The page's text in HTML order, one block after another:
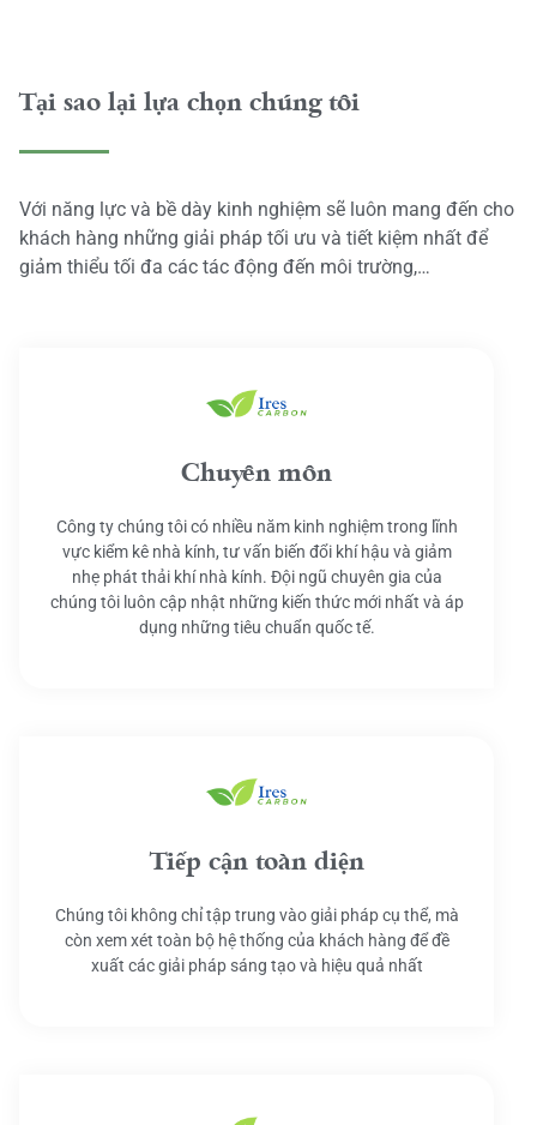
Tại sao lại lựa chọn chúng tôi
Với năng lực và bề dày kinh nghiệm sẽ luôn mang đến cho
khách hàng những giải pháp tối ưu và tiết kiệm nhất để
giảm thiểu tối đa các tác động đến môi trường,…
Chuyên môn
Công ty chúng tôi có nhiều năm kinh nghiệm trong lĩnh
vực kiểm kê nhà kính, tư vấn biến đổi khí hậu và giảm
nhẹ phát thải khí nhà kính. Đội ngũ chuyên gia của
chúng tôi luôn cập nhật những kiến thức mới nhất và áp
dụng những tiêu chuẩn quốc tế.
Tiếp cận toàn diện
Chúng tôi không chỉ tập trung vào giải pháp cụ thể, mà
còn xem xét toàn bộ hệ thống của khách hàng để đề
xuất các giải pháp sáng tạo và hiệu quả nhất